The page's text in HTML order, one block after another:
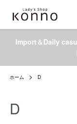
Import＆Daily
ホーム D
D